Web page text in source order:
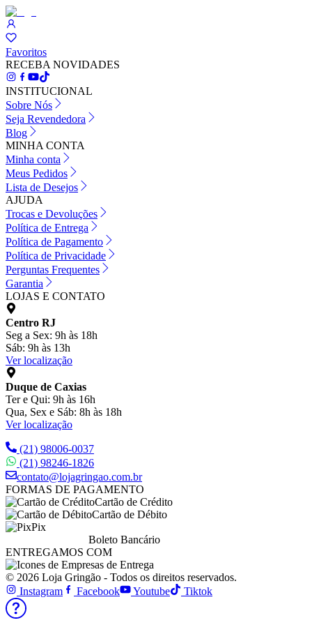
Favoritos
RECEBA NOVIDADES
INSTITUCIONAL
Sobre Nós
Seja Revendedora
Blog
MINHA CONTA
Minha conta
Meus Pedidos
Lista de Desejos
AJUDA
Trocas e Devoluções
Política de Entrega
Política de Pagamento
Política de Privacidade
Perguntas Frequentes
Garantia
LOJAS E CONTATO
Centro RJ
Seg a Sex: 9h às 18h
Sáb: 9h às 13h
Ver localização
Duque de Caxias
Ter e Qui: 9h às 16h
Qua, Sex e Sáb: 8h às 18h
Ver localização
(21) 98006-0037
(21) 98246-1826
contato@lojagringao.com.br
FORMAS DE PAGAMENTO
Cartão de Crédito
Cartão de Débito
Pix
Boleto Bancário
ENTREGAMOS COM
© 2026 Loja Gringão - Todos os direitos reservados.
Instagram
Facebook Youtube Tiktok